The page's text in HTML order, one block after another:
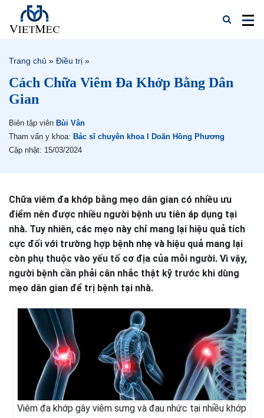
Trang chủ » Điều trị »
Cách Chữa Viêm Đa Khớp Bằng Dân
Gian
Biên tập viên Bùi Vân
Tham vấn y khoa: Bác sĩ chuyên khoa I Doãn Hồng Phương
Cập nhật: 15/03/2024
Chữa viêm đa khớp bằng mẹo dân gian có nhiều ưu
điểm nên được nhiều người bệnh ưu tiên áp dụng tại
nhà. Tuy nhiên, các mẹo này chỉ mang lại hiệu quả tích
cực đối với trường hợp bệnh nhẹ và hiệu quả mang lại
còn phụ thuộc vào yếu tố cơ địa của mỗi người. Vì vậy,
người bệnh cần phải cân nhắc thật kỹ trước khi dùng
mẹo dân gian để trị bệnh tại nhà.
Viêm đa khớp gây viêm sưng và đau nhức tại nhiều khớp